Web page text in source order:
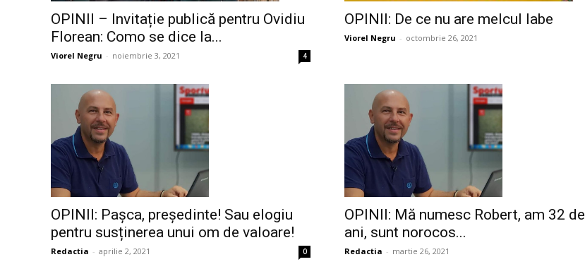
OPINII – Invitație publică pentru Ovidiu
Florean: Como se dice la...
Viorel Negru - noiembrie 3, 2021 4
OPINII: De ce nu are melcul labe
Viorel Negru - octombrie 26, 2021
OPINII: Pașca, președinte! Sau elogiu
pentru susținerea unui om de valoare!
Redactia - aprilie 2, 2021 0
OPINII: Mă numesc Robert, am 32 de
ani, sunt norocos...
Redactia - martie 26, 2021